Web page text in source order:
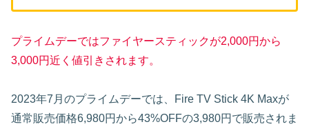
プライムデーではファイヤースティックが2,000円から
3,000円近く値引きされます。
2023年7月のプライムデーでは、Fire TV Stick 4K Maxが
通常販売価格6,980円から43%OFFの3,980円で販売されま